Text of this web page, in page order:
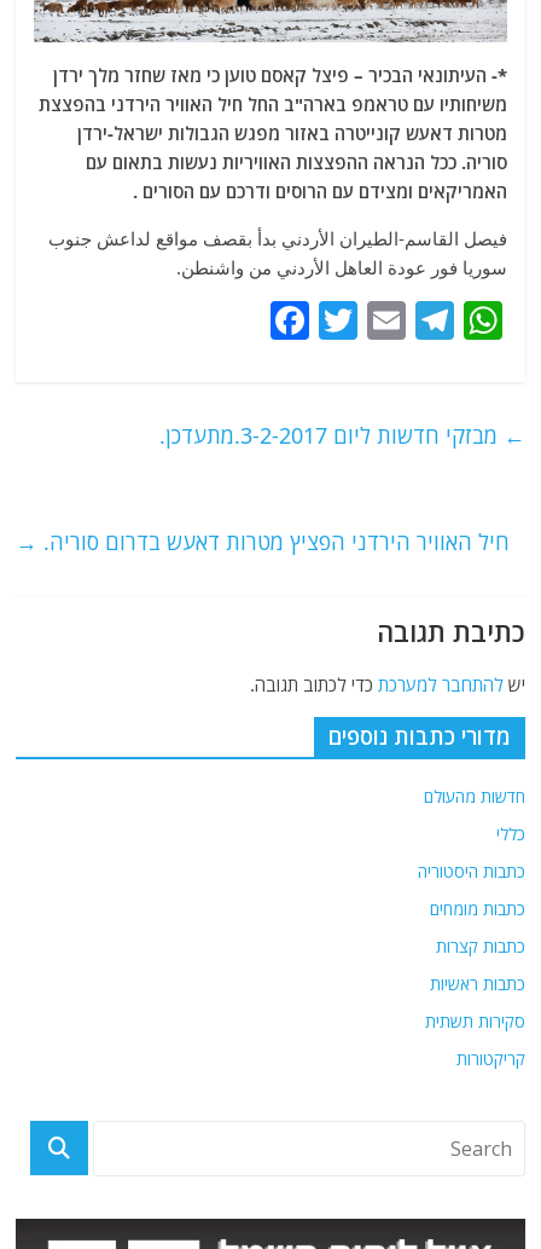
*- העיתונאי הבכיר – פיצל קאסם טוען כי מאז שחזר מלך ירדן
משיחותיו עם טראמפ בארה"ב החל חיל האוויר הירדני בהפצצת
מטרות דאעש קונייטרה באזור מפגש הגבולות ישראל-ירדן
סוריה. ככל הנראה ההפצצות האוויריות נעשות בתאום עם
האמריקאים ומצידם עם הרוסים ודרכם עם הסורים .
فيصل القاسم-‏الطيران الأردني بدأ بقصف مواقع لداعش جنوب
سوريا فور عودة العاهل الأردني من واشنطن.
W
s
p
T
g
E
l
T
er
e
o
← מבזקי חדשות ליום 3-2-2017.מתעדכן.
חיל האוויר הירדני הפציץ מטרות דאעש בדרום סוריה. →
כתיבת תגובה
ישלהתחבר למערכת כדי לכתוב תגובה.
מדורי כתבות נוספים
חדשות מהעולם
כללי
כתבות היסטוריה
כתבות מומחים
כתבות קצרות
כתבות ראשיות
סקירות תשתית
קריקטורות